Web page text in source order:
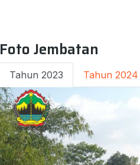
Foto Jembatan
Tahun 2023 Tahun 2024